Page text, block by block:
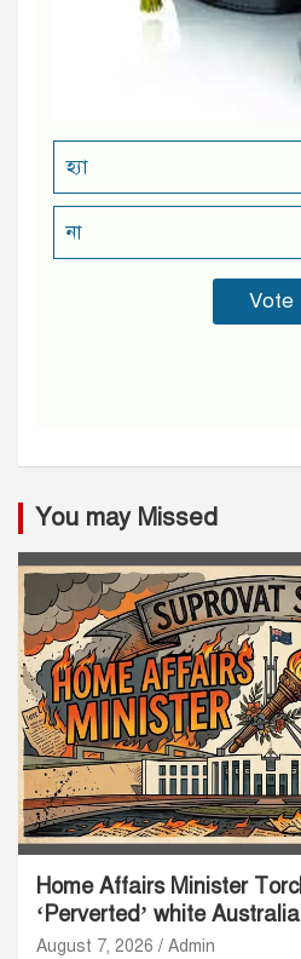
হ্যা
না
You may Missed
Home Affairs Minister
‘Perverted’ white
August 7, 2026 Admin